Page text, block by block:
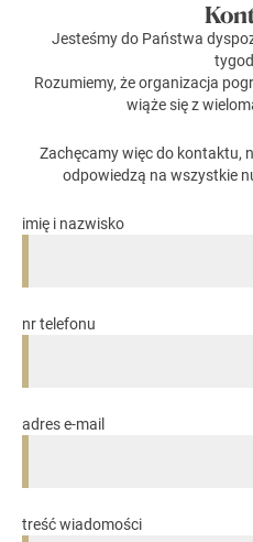
Jesteśmy do Państwa
Rozumiemy, że organizacja
wiąże się z
Zachęcamy więc do kontaktu,
odpowiedzą na wszystkie
imię i nazwisko
nr telefonu
adres e-mail
treść wiadomości